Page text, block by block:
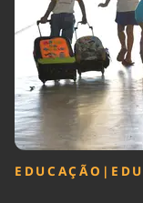
Ciência &
Tecnologia
Cinema
EDUCAÇÃO |